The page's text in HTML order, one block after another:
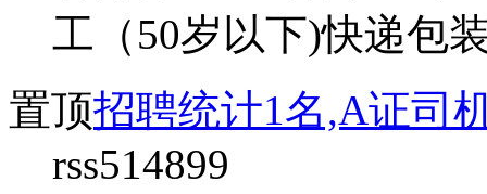
工（50岁以下)快递包
置顶招聘统计1名,A证司
rss514899